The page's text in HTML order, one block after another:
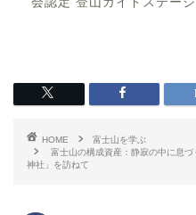
HOME
富士山を学ぶ
富士山の構成資産：静寂の中に息
神社」を訪ねて